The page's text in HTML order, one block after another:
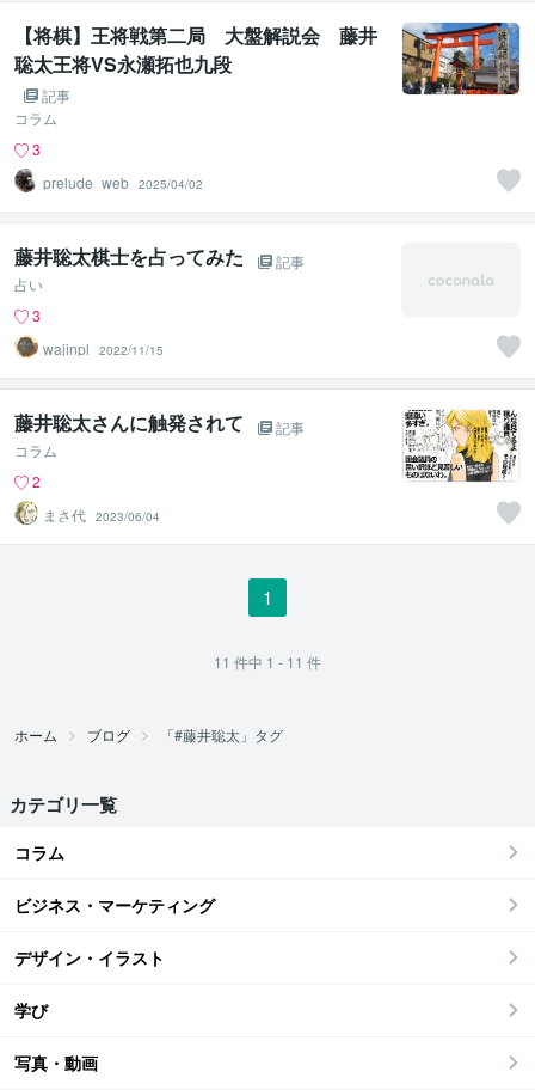
【将棋】王将戦第二局 大盤解説会 藤井
聡太王将VS永瀬拓也九段
記事
コラム
3
prelude_web 2025/04/02
藤井聡太棋士を占ってみた
記事
占い
3
wajinpl
2022/11/15
藤井聡太さんに触発されて
記事
コラム
2
まさ代 2023/06/04
1
11 件中 1 - 11 件
ホーム ブログ 「#藤井聡太」タグ
カテゴリ一覧
コラム
ビジネス・マーケティング
デザイン・イラスト
学び
写真・動画